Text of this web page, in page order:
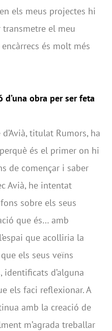
els meus projectes hi
el meu
és molt més
d’una obra per ser feta
titulat Rumors, ha
és el primer on hi
de començar i saber
Avià, he intentat
sobre els seus
que és… amb
que acolliria la
els seus veïns
d’alguna
els faci reflexionar. A
amb la creació de
m’agrada treballar